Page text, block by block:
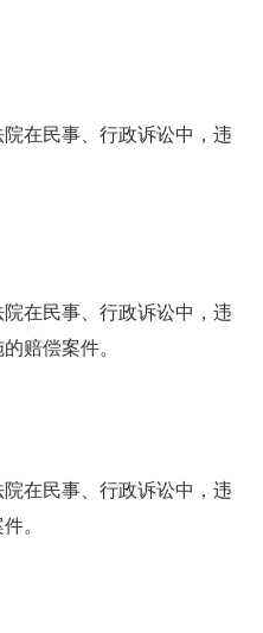
在民事、行政诉讼中，违
在民事、行政诉讼中，违
赔偿案件。
在民事、行政诉讼中，违
。